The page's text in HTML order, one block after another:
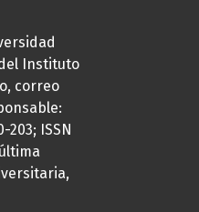
Instituto
correo
ISSN